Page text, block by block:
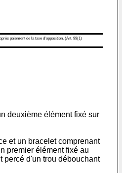
paiement de la taxe d'opposition. (Art. 99(1)
deuxième élément fixé sur
et un bracelet comprenant
premier élément fixé au
percé d'un trou débouchant